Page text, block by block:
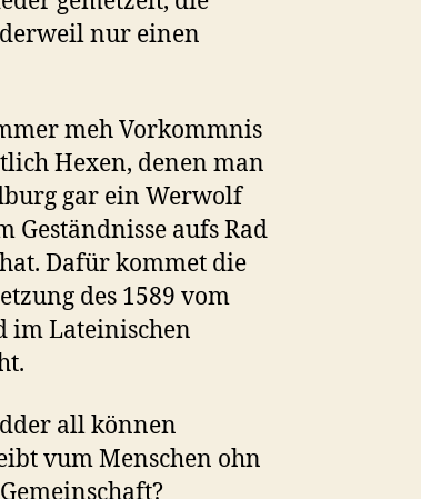
nur einen
meh Vorkommnis
Hexen, denen man
gar ein Werwolf
Geständnisse aufs Rad
Dafür kommet die
des 1589 vom
im Lateinischen
all können
vum Menschen ohn